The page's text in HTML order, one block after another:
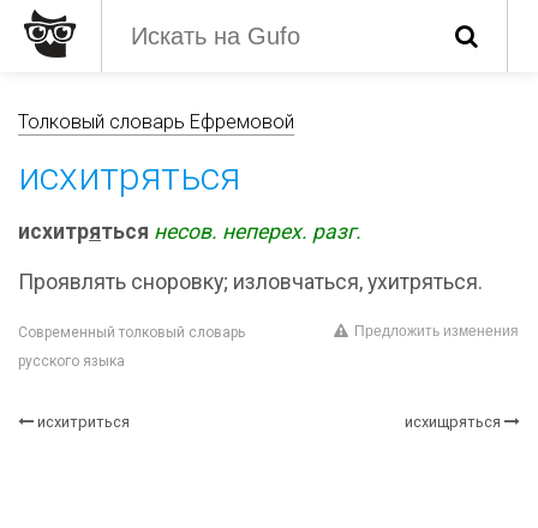
Толковый словарь Ефремовой
исхитряться
исхитряться несов. неперех. разг.
Проявлять сноровку; изловчаться, ухитряться.
Современный толковый словарь
русского языка
Предложить изменения
исхитриться исхищряться